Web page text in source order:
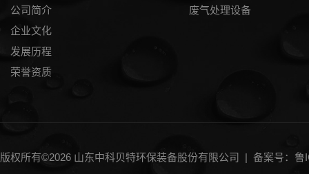
公司简介
企业文化
发展历程
荣誉资质
废气处理设备
版权所有©2026 山东中科贝特环保装备股份有限公司 | 备案号：鲁